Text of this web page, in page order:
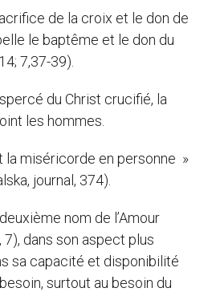
de la croix et le don de
le baptême et le don du
7,37-39).
du Christ crucifié, la
les hommes.
la miséricorde en personne »
journal, 374).
nom de l’Amour
dans son aspect plus
sa capacité et disponibilité
surtout au besoin du